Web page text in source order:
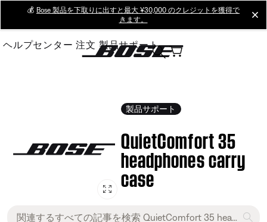
Main
💰 Bose 製品を下取りに出すと最大 ¥30,000 のクレジットを獲得で
きます。
ヘルプセンター 注文 製品サポート
製品サポート
QuietComfort 35
headphones carry
case